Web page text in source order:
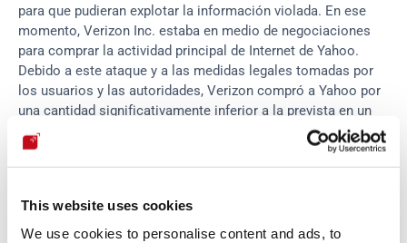
This website uses cookies
We use cookies to personalise content and ads, to
para que pudieran explotar la información violada. En ese
momento, Verizon Inc. estaba en medio de negociaciones
para comprar la actividad principal de Internet de Yahoo.
Debido a este ataque y a las medidas legales tomadas por
los usuarios y las autoridades, Verizon compró a Yahoo por
una cantidad significativamente inferior a la prevista en un
principio. No será la última vez que oigamos hablar de esta
compañía a medida que avancemos en esta lista.
3 - Aadhaar